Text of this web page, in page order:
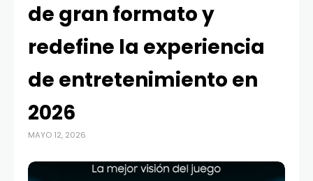
de gran formato y
redefine la experiencia
de entretenimiento en
2026
MAYO 12, 2026